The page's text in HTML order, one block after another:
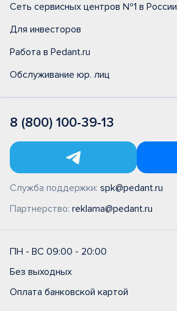
Сеть сервисных центров №1 в России
Для инвесторов
Работа в Pedant.ru
Обслуживание юр. лиц
8 (800) 100-39-13
Служба поддержки: spk@pedant.ru
Партнерство: reklama@pedant.ru
ПН - ВС 09:00 - 20:00
Без выходных
Оплата банковской картой